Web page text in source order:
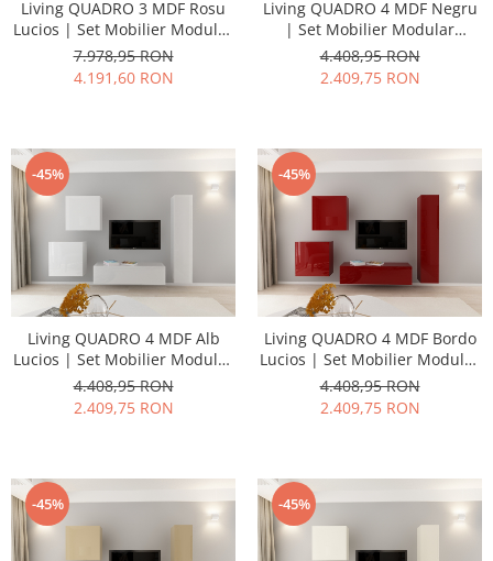
Living QUADRO 3 MDF Rosu
Lucios | Set Mobilier Modular
Suspendat Premium
Configurabil pentru un Living
Modern Fără Mânere/Push to
7.978,95 RON
4.191,60 RON
Living QUADRO 4 MDF Negru
| Set Mobilier Modular
Suspendat Premium
Configurabil pentru un Living
Modern Fără Mânere/Push to
4.408,95 RON
2.409,75 RON
-45%
Living QUADRO 4 MDF Alb
Lucios | Set Mobilier Modular
Suspendat Premium
Configurabil pentru un Living
Modern Fără Mânere/Push to
4.408,95 RON
2.409,75 RON
-45%
Living QUADRO 4 MDF Bordo
Lucios | Set Mobilier Modular
Suspendat Premium
Configurabil pentru un Living
Modern Fără Mânere/Push to
4.408,95 RON
2.409,75 RON
-45% -45%